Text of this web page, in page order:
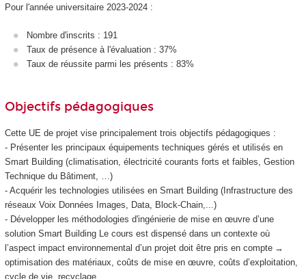
Pour l'année universitaire 2023-2024 :
Nombre d'inscrits : 191
Taux de présence à l'évaluation : 37%
Taux de réussite parmi les présents : 83%
Objectifs pédagogiques
Cette UE de projet vise principalement trois objectifs pédagogiques :
- Présenter les principaux équipements techniques gérés et utilisés en
Smart Building (climatisation, électricité courants forts et faibles, Gestion
Technique du Bâtiment, …)
- Acquérir les technologies utilisées en Smart Building (Infrastructure des
réseaux Voix Données Images, Data, Block-Chain,...)
- Développer les méthodologies d'ingénierie de mise en œuvre d’une
solution Smart Building Le cours est dispensé dans un contexte où
l’aspect impact environnemental d’un projet doit être pris en compte →
optimisation des matériaux, coûts de mise en œuvre, coûts d’exploitation,
cycle de vie, recyclage